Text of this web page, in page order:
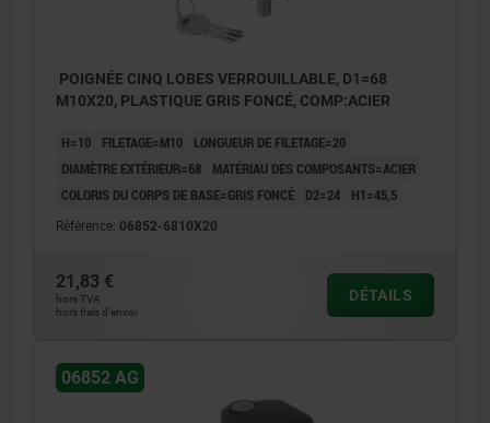
POIGNÉE CINQ LOBES VERROUILLABLE, D1=68
M10X20, PLASTIQUE GRIS FONCÉ, COMP:ACIER
H=10 FILETAGE=M10
LONGUEUR DE FILETAGE=20
DIAMÈTRE EXTÉRIEUR=68
MATÉRIAU DES COMPOSANTS=ACIER
COLORIS DU CORPS DE BASE=GRIS FONCÉ
D2=24 H1=45,5
Référence: 06852-6810X20
21,83 €
hors TVA
hors frais d’envoi
DÉTAILS
06852 AG